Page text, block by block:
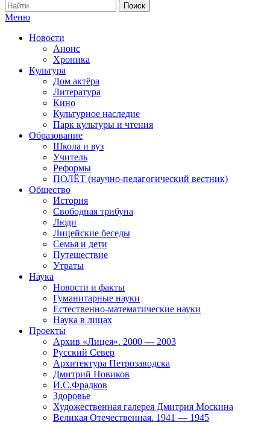
Меню
Новости
Анонс
Хроника
Культура
Дом актёра
Литература
Кино
Культурное наследие
Парк культуры и чтения
Образование
Школа и вуз
Учитель
Реформы
ПОЛЁТ (научно-педагогический вестник)
Общество
История
Свободная трибуна
Люди
Лицейские беседы
Семья и дети
Путешествие
Утраты
Наука
Новости и факты
Гуманитарные науки
Естественно-математические науки
Наука в лицах
Проекты
Архив «Лицея». 2000 — 2003
Русский Север
Архитектура Петрозаводска
Дмитрий Новиков
И.С.Фрадков
Здоровье
Художественная галерея Дмитрия Москина
Великая Отечественная. 1941 — 1945